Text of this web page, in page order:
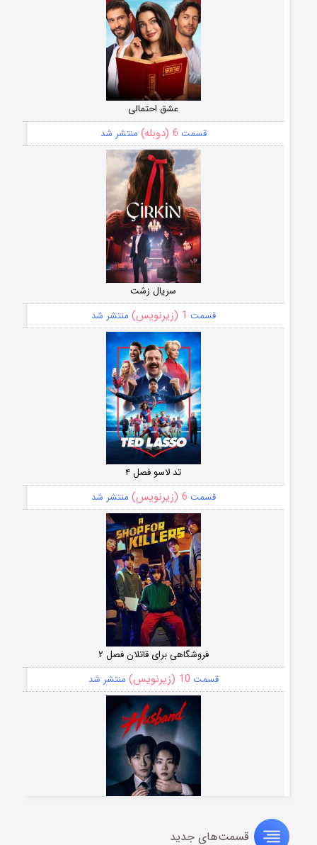
عشق احتمالی
قسمت 6 (دوبله) منتشر شد
سریال زشت
قسمت 1 (زیرنویس) منتشر شد
تد لاسو فصل ۴
قسمت 6 (زیرنویس) منتشر شد
فروشگاهی برای قاتلان فصل ۲
قسمت 10 (زیرنویس) منتشر شد
قسمت‌های جدید